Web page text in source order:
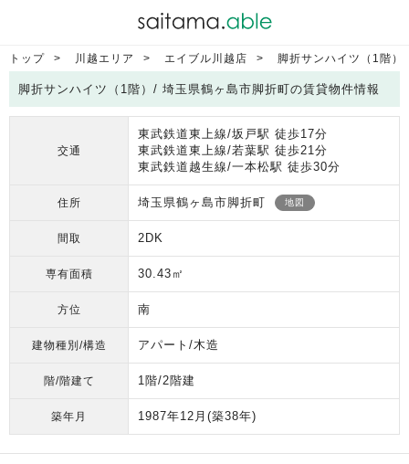
トップ 川越エリア エイブル川越店 脚折サンハイツ（1階）
脚折サンハイツ（1階）/ 埼玉県鶴ヶ島市脚折町の賃貸物件情報
交通
東武鉄道東上線/坂戸駅 徒歩17分
東武鉄道東上線/若葉駅 徒歩21分
東武鉄道越生線/一本松駅 徒歩30分
住所 埼玉県鶴ヶ島市脚折町 地図
間取 2DK
専有面積 30.43㎡
方位 南
建物種別/構造 アパート/木造
階/階建て 1階/2階建
築年月 1987年12月 (築38年)